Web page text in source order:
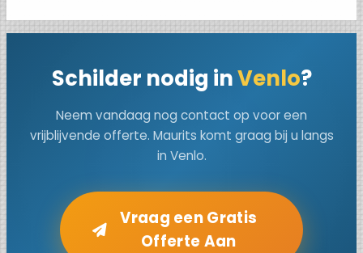
Schilder nodig inVenlo?
Neem vandaag nog contact op voor een
vrijblijvende offerte. Maurits komt graag bij u langs
in Venlo.
Vraag een Gratis
Offerte Aan